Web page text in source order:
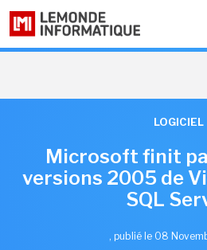
LOGICIEL
Microsoft finit
versions 2005 de
SQL
, publié le 08